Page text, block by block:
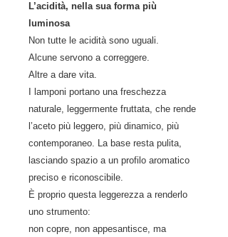
L’acidità, nella sua forma più
luminosa
Non tutte le acidità sono uguali.
Alcune servono a correggere.
Altre a dare vita.
I lamponi portano una freschezza
naturale, leggermente fruttata, che rende
l’aceto più leggero, più dinamico, più
contemporaneo. La base resta pulita,
lasciando spazio a un profilo aromatico
preciso e riconoscibile.
È proprio questa leggerezza a renderlo
uno strumento:
non copre, non appesantisce, ma